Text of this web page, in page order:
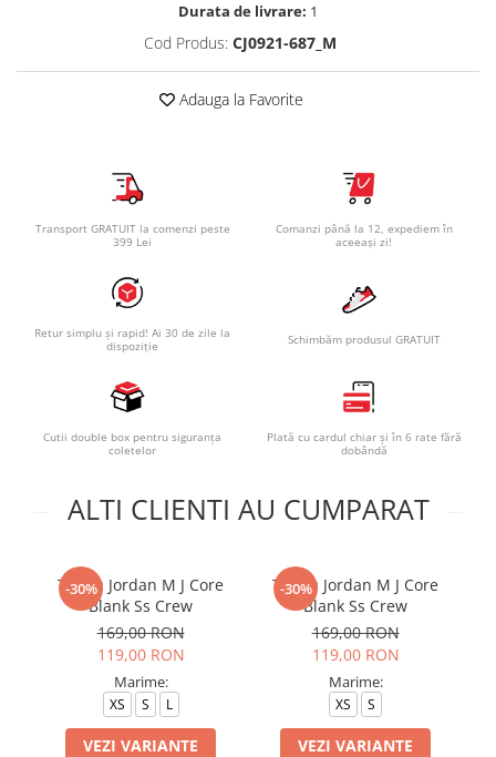
Durata de livrare: 1
Cod Produs: CJ0921-687_M
Adauga la Favorite
Transport GRATUIT la comenzi peste
399 Lei
Comanzi până la 12, expediem în
aceeași zi!
Retur simplu și rapid! Ai 30 de zile la
dispoziție
Schimbăm produsul GRATUIT
Cutii double box pentru siguranța
coletelor
Plată cu cardul chiar și în 6 rate fără
dobândă
ALTI CLIENTI AU CUMPARAT
-30%
Tricou Jordan M J Core
Blank Ss Crew
169,00 RON
119,00 RON
Marime:
XS S L
VEZI VARIANTE
-30%
Tricou Jordan M J Core
Blank Ss Crew
169,00 RON
119,00 RON
Marime:
XS S
VEZI VARIANTE